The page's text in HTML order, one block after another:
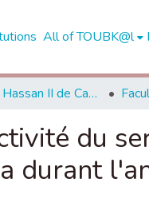
All of TOUBK@l
Université Hassan II de Casablanca
du
durant